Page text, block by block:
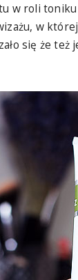
w roli
w
się że też